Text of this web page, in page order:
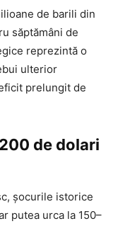
de barili din
săptămâni de
reprezintă o
ulterior
prelungit de
de dolari
șocurile istorice
putea urca la 150–